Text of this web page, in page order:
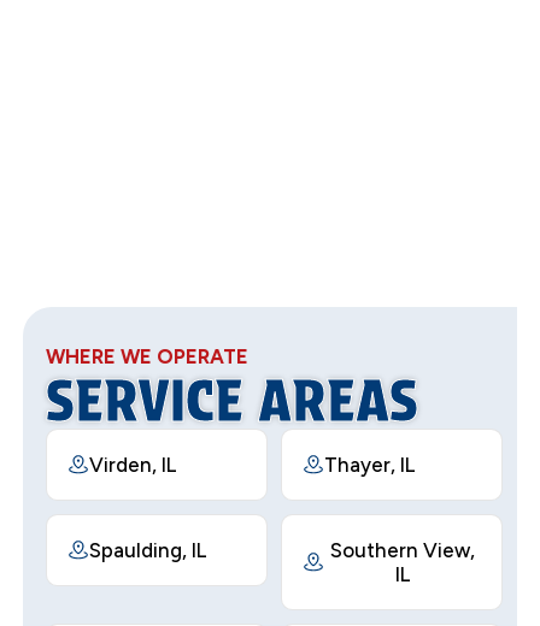
WHERE WE OPERATE
SERVICE AREAS
Virden, IL Thayer, IL
Spaulding, IL
Southern View,
IL